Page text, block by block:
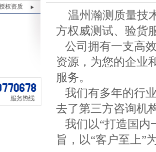
权资质
温州瀚测质量技
方权威测试、验货
公司拥有一支高
资源，为您的企业
服务。
我们有多年的行
去了第三方咨询机
我们以“打造国内
旨，以“客户至上”